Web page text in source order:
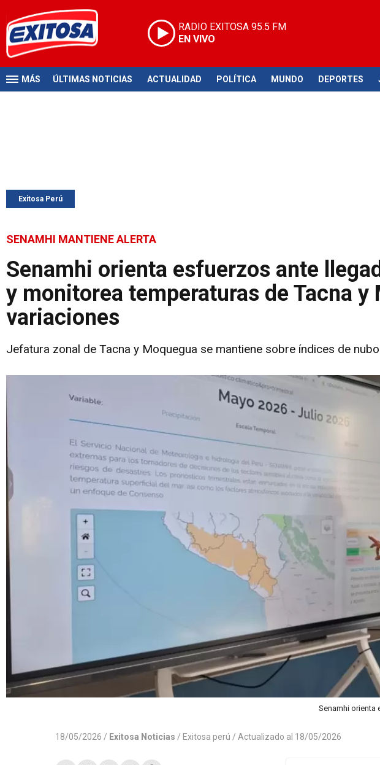
RADIO EXITOSA 95.5 FM
EN VIVO
MÁS ÚLTIMAS NOTICIAS ACTUALIDAD POLÍTICA MUNDO DEPORTES
Exitosa Perú
SENAMHI MANTIENE ALERTA
Senamhi orienta esfuerzos ante
y monitorea temperaturas de Tacna y
variaciones
Jefatura zonal de Tacna y Moquegua se mantiene sobre índices de
Senamhi orienta
18/05/2026 / Exitosa Noticias / Exitosa perú / Actualizado al 18/05/2026